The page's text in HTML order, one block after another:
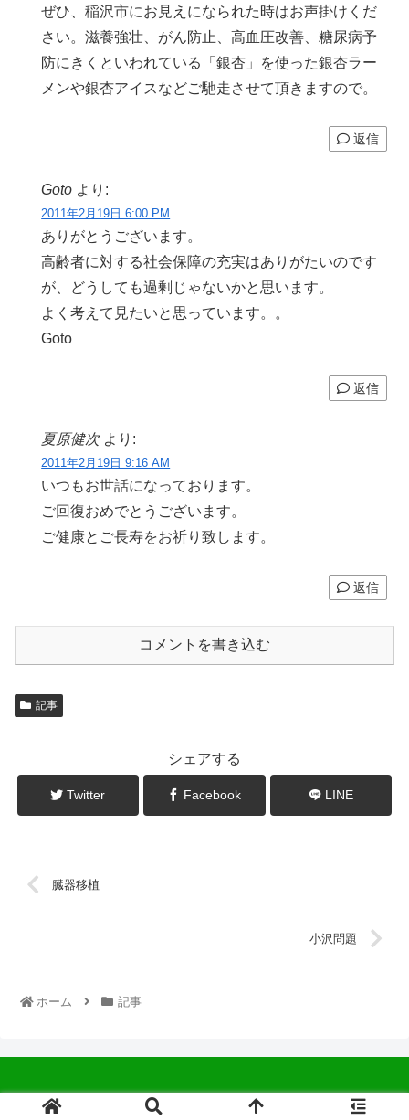
ぜひ、稲沢市にお見えになられた時はお声掛けくだ
さい。滋養強壮、がん防止、高血圧改善、糖尿病予
防にきくといわれている「銀杏」を使った銀杏ラー
メンや銀杏アイスなどご馳走させて頂きますので。
返信
Goto より:
2011年2月19日 6:00 PM
ありがとうございます。
高齢者に対する社会保障の充実はありがたいのです
が、どうしても過剰じゃないかと思います。
よく考えて見たいと思っています。。
Goto
返信
夏原健次 より:
2011年2月19日 9:16 AM
いつもお世話になっております。
ご回復おめでとうございます。
ご健康とご長寿をお祈り致します。
返信
コメントを書き込む
記事
シェアする
Twitter Facebook LINE
臓器移植
小沢問題
ホーム 記事
© 2022 中広会長ブログ.